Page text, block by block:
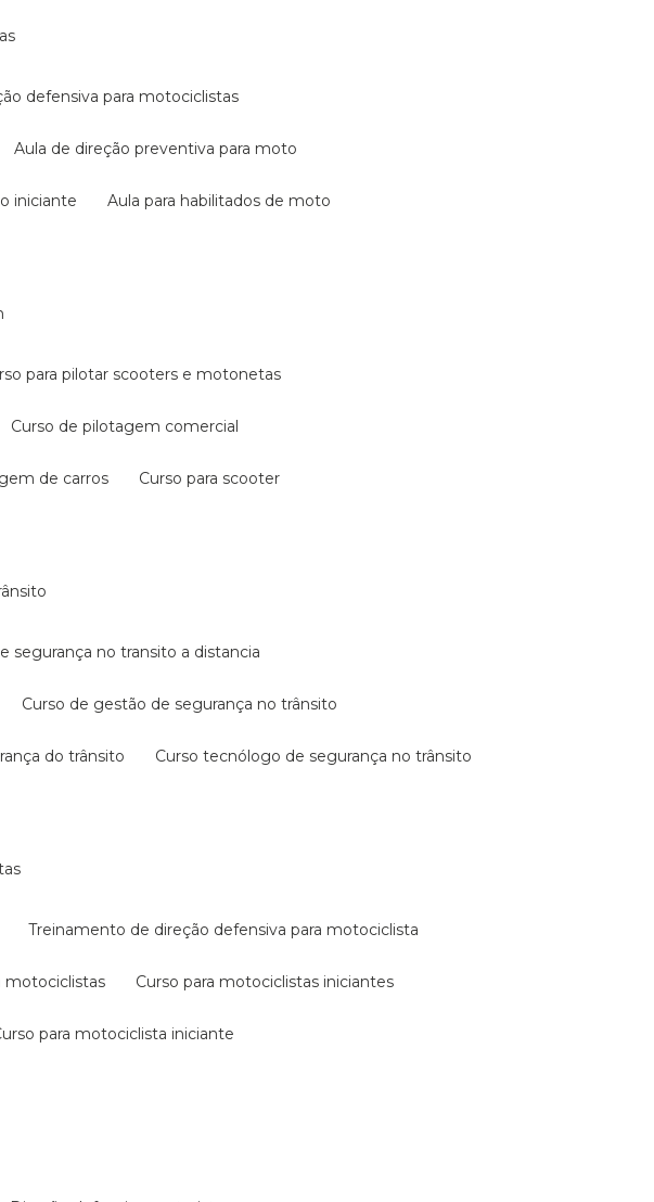
defensiva para motociclistas
aula de direção preventiva para moto
iniciante aula para habilitados de moto
para pilotar scooters e motonetas
curso de pilotagem comercial
de carros curso para scooter
segurança no transito a distancia
curso de gestão de segurança no trânsito
do trânsito curso tecnólogo de segurança no trânsito
treinamento de direção defensiva para motociclista
motociclistas curso para motociclistas iniciantes
curso para motociclista iniciante